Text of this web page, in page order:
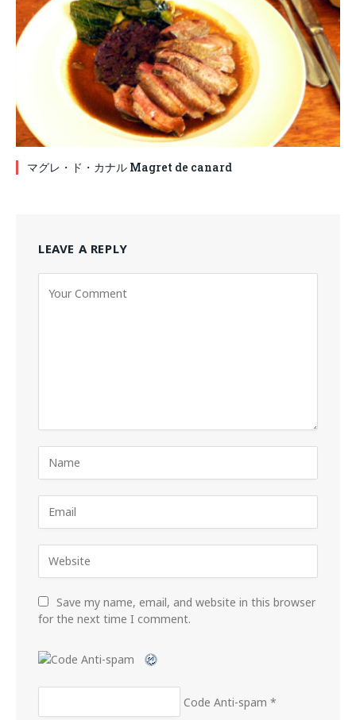
マグレ・ド・カナル Magret de canard
LEAVE A REPLY
Save my name, email, and website in this browser
for the next time I comment.
Code Anti-spam *